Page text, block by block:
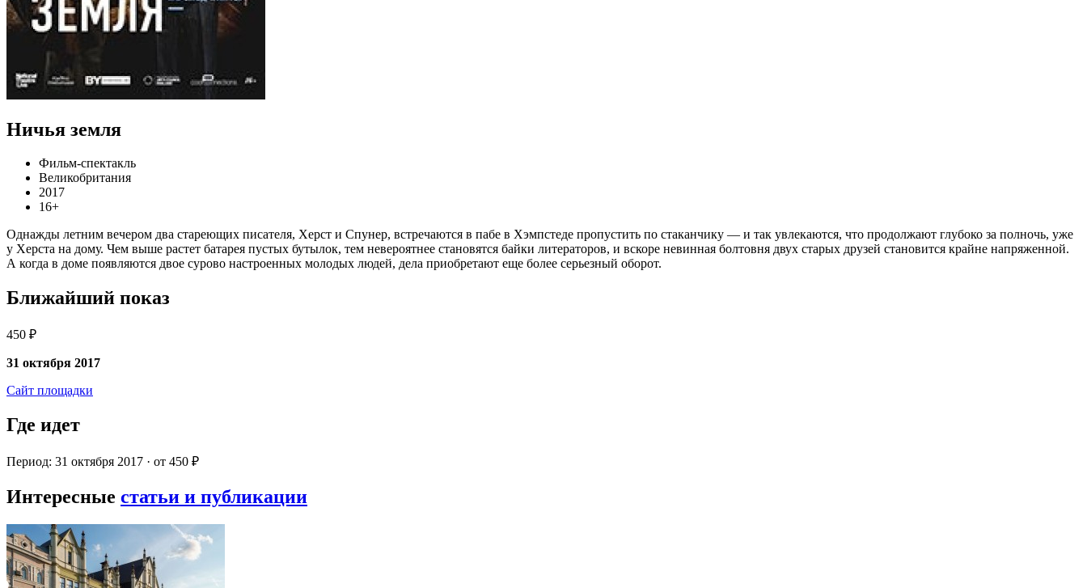
Ничья земля
Фильм-спектакль
Великобритания
2017
16+
Однажды летним вечером два стареющих писателя, Херст и Спунер, встречаются в пабе в Хэмпстеде пропустить по стаканчику — и так увлекаются, что продолжают глубоко за полночь, уже
у Херста на дому. Чем выше растет батарея пустых бутылок, тем невероятнее становятся байки литераторов, и вскоре невинная болтовня двух старых друзей становится крайне напряженной.
А когда в доме появляются двое сурово настроенных молодых людей, дела приобретают еще более серьезный оборот.
Ближайший показ
450 ₽
31 октября 2017
Сайт площадки
Где идет
Период: 31 октября 2017 · от 450 ₽
Интересные статьи и публикации